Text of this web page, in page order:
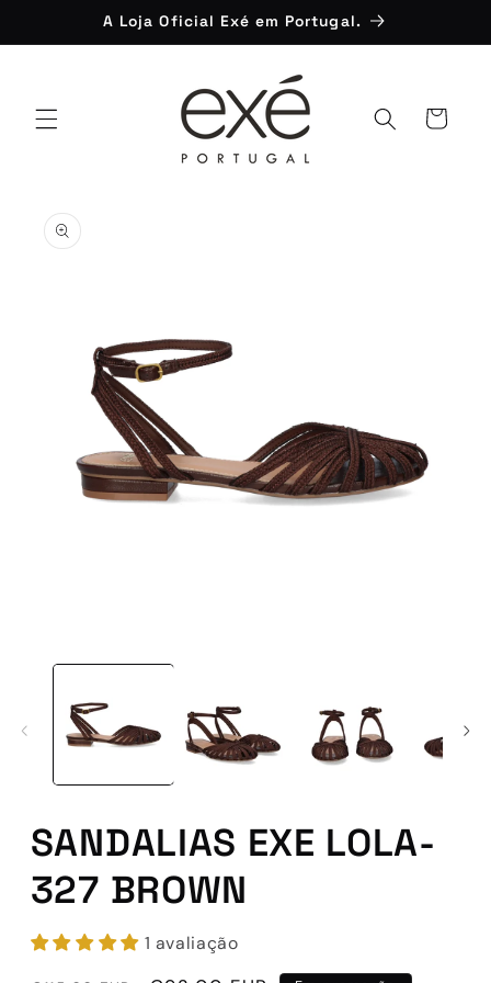
conteúdo
A Loja Oficial Exé em Portugal.
Carrinho
informação
do produto
conteúdo
modal
SANDALIAS EXE LOLA-
327 BROWN
1 avaliação